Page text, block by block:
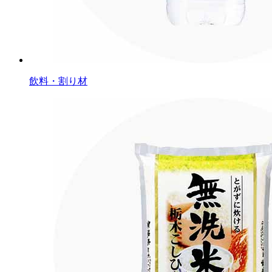
飲料・割り材